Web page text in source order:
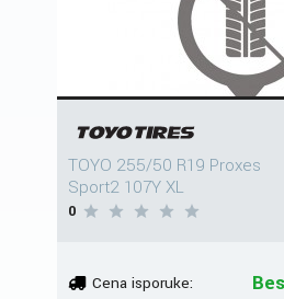
TOYO 255/50 R19 Proxes
Sport2 107Y XL
0
Cena isporuke: